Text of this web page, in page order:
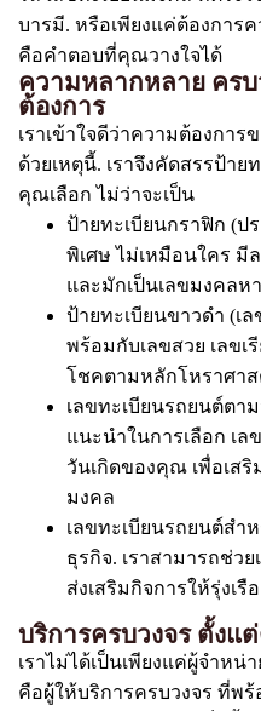
บารมี. หรือเพียงแค่ต้องการ
คือคำตอบที่คุณวางใจได้
ความหลากหลาย คร
ต้องการ
เราเข้าใจดีว่าความต้องกา
ด้วยเหตุนี้. เราจึงคัดสรรป้า
คุณเลือก ไม่ว่าจะเป็น
ป้ายทะเบียนกราฟิก (ป
พิเศษ ไม่เหมือนใคร มี
และมักเป็นเลขมงคลห
ป้ายทะเบียนขาวดำ (เ
พร้อมกับเลขสวย เลขเ
โชคตามหลักโหราศาส
เลขทะเบียนรถยนต์ตา
แนะนำในการเลือก เ
วันเกิดของคุณ เพื่อเส
มงคล
เลขทะเบียนรถยนต์สำ
ธุรกิจ. เราสามารถช่ว
ส่งเสริมกิจการให้รุ่งเรื
บริการครบวงจร ตั้งแ
เราไม่ได้เป็นเพียงแค่ผู้จำหน่
คือผู้ให้บริการครบวงจร ที่